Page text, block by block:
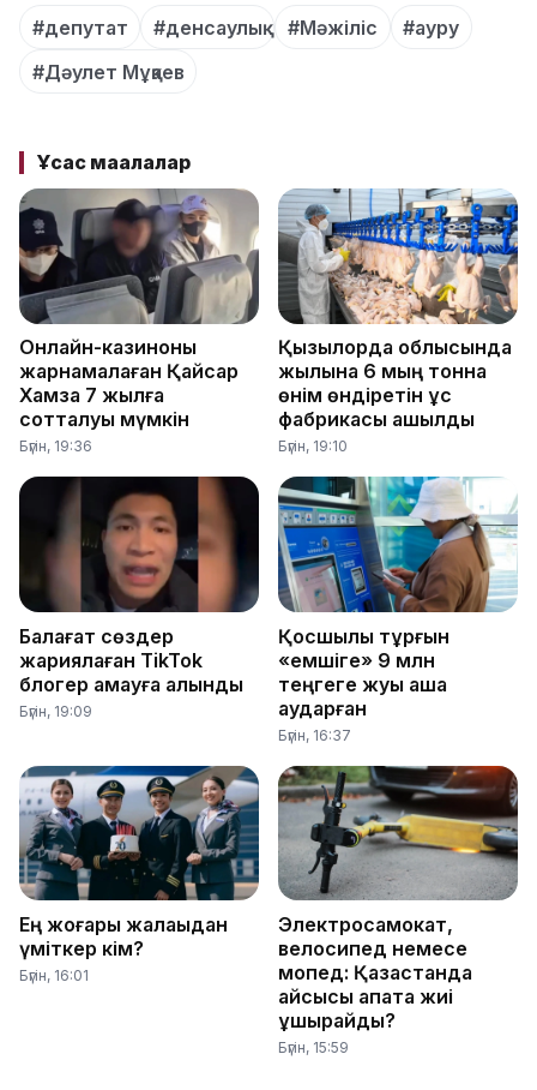
#депутат #денсаулық #Мәжіліс
#ауру
#Дәулет Мұқаев
Ұқсас мақалалар
Онлайн-казиноны
жарнамалаған Қайсар
Хамза 7 жылға
сотталуы мүмкін
Бүгін, 19:36
Қызылорда облысында
жылына 6 мың тонна
өнім өндіретін құс
фабрикасы ашылды
Бүгін, 19:10
Балағат сөздер
жариялаған TikTok
блогер қамауға алынды
Бүгін, 19:09
Қосшылық тұрғын
«емшіге» 9 млн
теңгеге жуық ақша
аударған
Бүгін, 16:37
Ең жоғары жалақыдан
үміткер кім?
Бүгін, 16:01
Электросамокат,
велосипед немесе
мопед: Қазақстанда
қайсысы апатқа жиі
ұшырайды?
Бүгін, 15:59